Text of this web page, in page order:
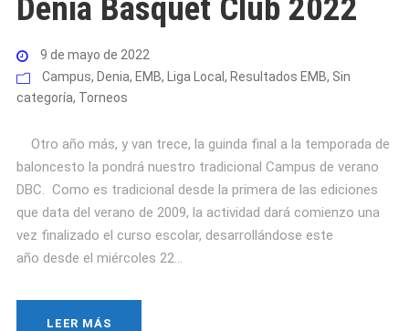
Denia Basquet Club 2022
9 de mayo de 2022
Campus, Denia, EMB, Liga Local , Resultados EMB, Sin
categoría, Torneos
Otro año más, y van trece, la guinda final a la temporada de
baloncesto la pondrá nuestro tradicional Campus de verano
DBC. Como es tradicional desde la primera de las ediciones
que data del verano de 2009, la actividad dará comienzo una
vez finalizado el curso escolar, desarrollándose este
año desde el miércoles 22...
LEER MÁS